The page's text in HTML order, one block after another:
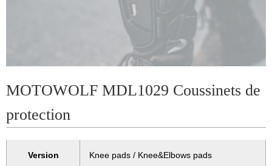
MOTOWOLF MDL1029 Coussinets de
protection
Version Knee pads / Knee&Elbows pads